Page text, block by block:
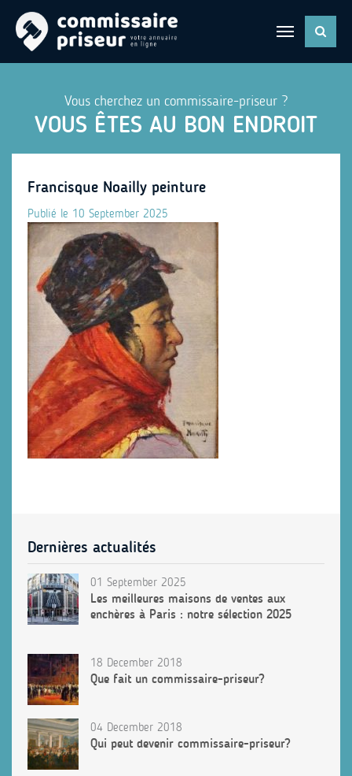
Vous cherchez un commissaire-priseur ?
VOUS ÊTES AU BON ENDROIT
Francisque Noailly peinture
Publié le 10 September 2025
Dernières actualités
01 September 2025
Les meilleures maisons de ventes aux
enchères à Paris : notre sélection 2025
18 December 2018
Que fait un commissaire-priseur?
04 December 2018
Qui peut devenir commissaire-priseur?